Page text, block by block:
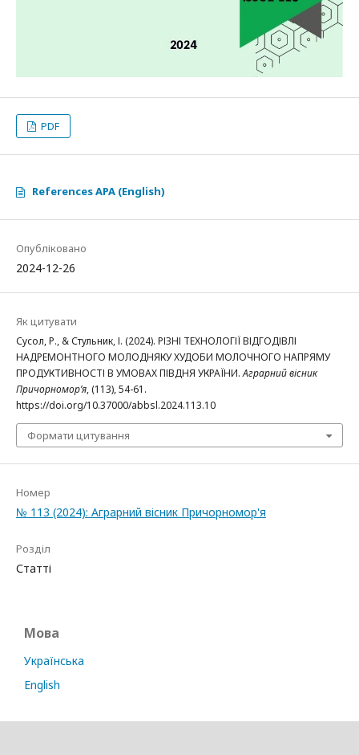
PDF
References APA (English)
Опубліковано
2024-12-26
Як цитувати
Сусол, Р., & Стульник, І. (2024). РІЗНІ ТЕХНОЛОГІЇ ВІДГОДІВЛІ
НАДРЕМОНТНОГО МОЛОДНЯКУ ХУДОБИ МОЛОЧНОГО НАПРЯМУ
ПРОДУКТИВНОСТІ В УМОВАХ ПІВДНЯ УКРАЇНИ.Аграрний вісник
Причорномор’я, (113), 54-61.
https://doi.org/10.37000/abbsl.2024.113.10
Формати цитування
Номер
№ 113 (2024): Аграрний вісник Причорномор'я
Розділ
Статті
Мова
Українська
English